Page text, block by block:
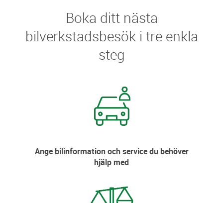
Boka ditt nästa
bilverkstadsbesök i tre enkla
steg
Ange bilinformation och service du behöver
hjälp med